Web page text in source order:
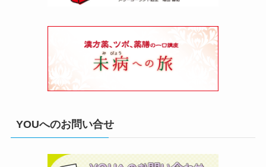
YOUへのお問い合せ